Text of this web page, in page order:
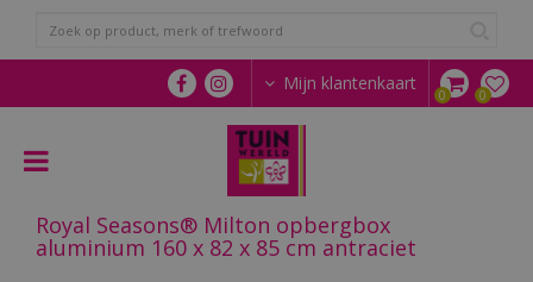
n
a
Mijn klantenkaart
Royal Seasons® Milton opbergbox
aluminium 160 x 82 x 85 cm antraciet